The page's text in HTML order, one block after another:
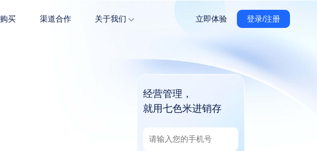
购买 渠道合作 关于我们 立即体验 登录/注册
经营管理，
就用七色米进销存